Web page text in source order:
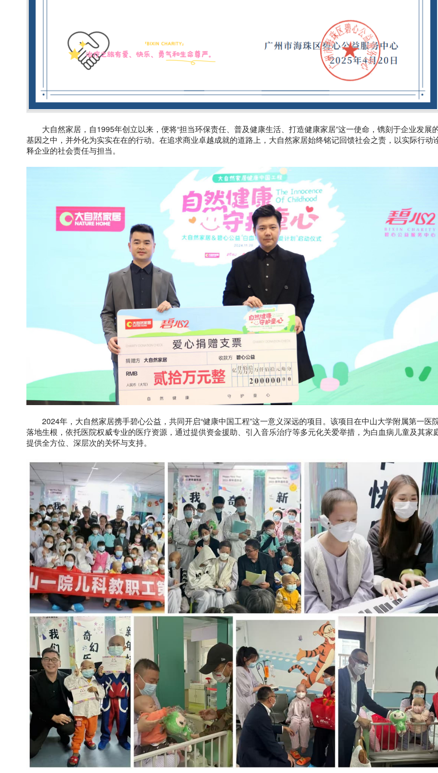
大自然家居，自1995年创立以来，便将“担当环保责任、普及健康生活、打造健康家居”这一使命，镌刻于企业发展
基因之中，并外化为实实在在的行动。在追求商业卓越成就的道路上，大自然家居始终铭记回馈社会之责，以实际行动
释企业的社会责任与担当。
2024年，大自然家居携手碧心公益，共同开启“健康中国工程”这一意义深远的项目。该项目在中山大学附属第一医
落地生根，依托医院权威专业的医疗资源，通过提供资金援助、引入音乐治疗等多元化关爱举措，为白血病儿童及其家
提供全方位、深层次的关怀与支持。